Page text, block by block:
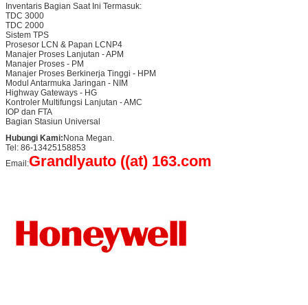
Inventaris Bagian Saat Ini Termasuk:
TDC 3000
TDC 2000
Sistem TPS
Prosesor LCN & Papan LCNP4
Manajer Proses Lanjutan - APM
Manajer Proses - PM
Manajer Proses Berkinerja Tinggi - HPM
Modul Antarmuka Jaringan - NIM
Highway Gateways - HG
Kontroler Multifungsi Lanjutan - AMC
IOP dan FTA
Bagian Stasiun Universal
Hubungi Kami:Nona Megan.
Tel: 86-13425158853
Email:Grandlyauto ((at) 163.com